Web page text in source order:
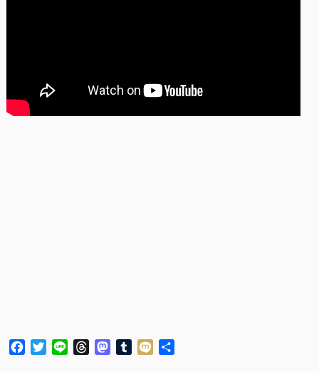
Facebook
TwitterLine ThreadsMastodon
Tumblr
Mixi